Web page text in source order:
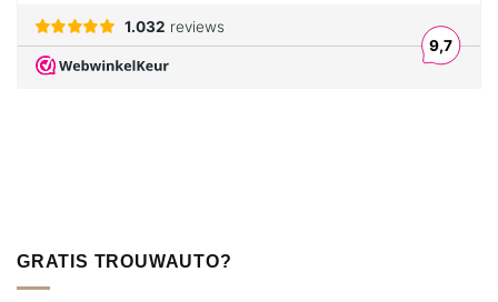
GRATIS TROUWAUTO?